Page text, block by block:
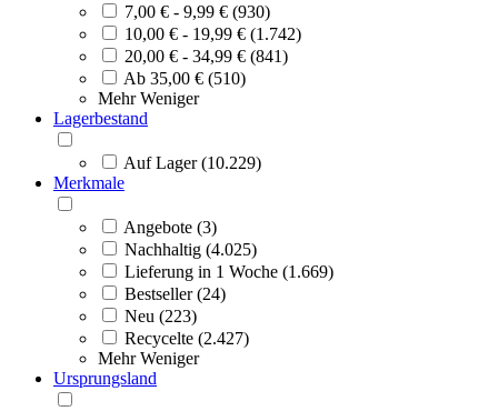
7,00 € - 9,99 € (930)
10,00 € - 19,99 € (1.742)
20,00 € - 34,99 € (841)
Ab 35,00 € (510)
Mehr Weniger
Lagerbestand
Auf Lager (10.229)
Merkmale
Angebote (3)
Nachhaltig (4.025)
Lieferung in 1 Woche (1.669)
Bestseller (24)
Neu (223)
Recycelte (2.427)
Mehr Weniger
Ursprungsland